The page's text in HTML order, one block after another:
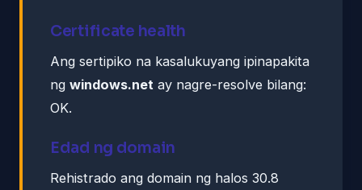
Certificate health
Ang sertipiko na kasalukuyang ipinapakita
ng windows.net ay nagre-resolve bilang:
OK.
Edad ng domain
Rehistrado ang domain ng halos 30.8